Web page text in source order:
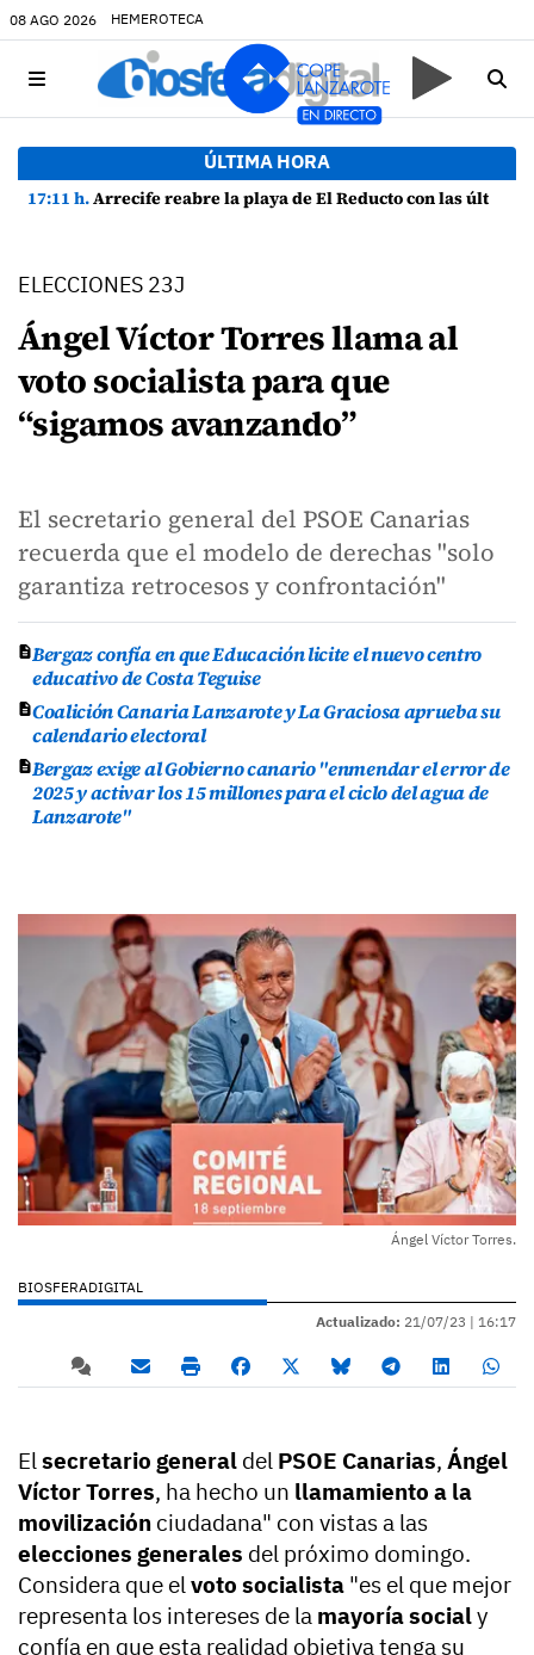
08 AGO 2026 HEMEROTECA
ÚLTIMA HORA
17:11 h.Arrecife reabre la playa de El Reducto con las últimas analíticas mostrando "una buena calidad de las aguas para el baño"
ELECCIONES 23J
Ángel Víctor Torres llama al
voto socialista para que
“sigamos avanzando”
El secretario general del PSOE Canarias
recuerda que el modelo de derechas "solo
garantiza retrocesos y confrontación"
Bergaz confía en que Educación licite el nuevo centro
educativo de Costa Teguise
Coalición Canaria Lanzarote y La Graciosa aprueba su
calendario electoral
Bergaz exige al Gobierno canario "enmendar el error de
2025 y activar los 15 millones para el ciclo del agua de
Lanzarote"
Ángel Víctor Torres.
BIOSFERADIGITAL
Actualizado: 21/07/23 | 16:17
Elsecretario general del PSOE Canarias, Ángel
Víctor Torres, ha hecho un llamamiento a la
movilización ciudadana" con vistas a las
elecciones generales del próximo domingo.
Considera que elvoto socialista "es el que mejor
representa los intereses de la mayoría socialy
confía en que esta realidad objetiva tenga su